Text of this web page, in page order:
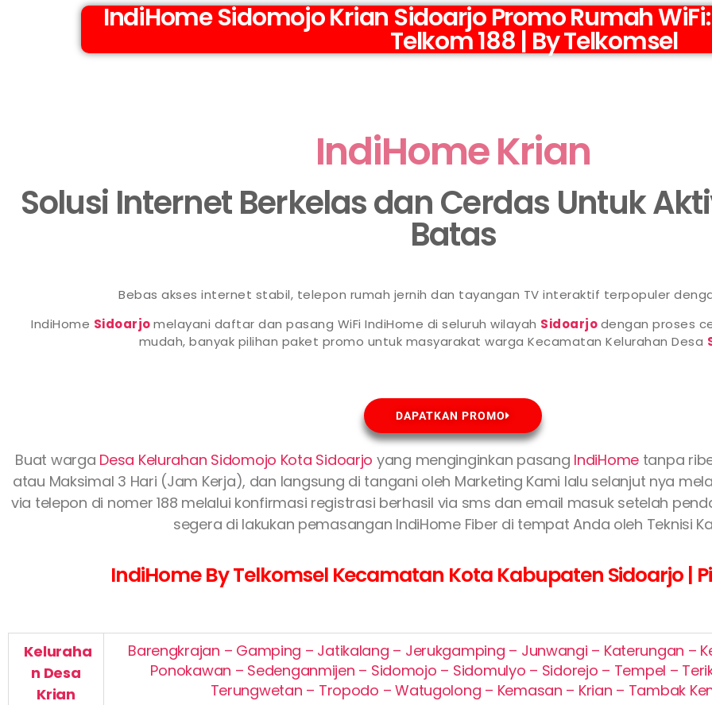
IndiHome Sidomojo Krian Sidoarjo Promo Rumah
Telkom 188 | By Telkomsel
IndiHome Krian
Solusi Internet Berkelas dan Cerdas Untuk
Batas
Bebas akses internet stabil, telepon rumah jernih dan tayangan TV interaktif terpopuler
IndiHome Sidoarjo melayani daftar dan pasang WiFi IndiHome di seluruh wilayah Sidoarjodengan proses
mudah, banyak pilihan paket promo untuk masyarakat warga Kecamatan Kelurahan Desa
DAPATKAN PROMO
Buat warga Desa Kelurahan Sidomojo Kota Sidoarjo yang menginginkan pasang IndiHome tanpa
atau Maksimal 3 Hari (Jam Kerja), dan langsung di tangani oleh Marketing Kami lalu selanjut nya
via telepon di nomer 188 melalui konfirmasi registrasi berhasil via sms dan email masuk setelah
segera di lakukan pemasangan IndiHome Fiber di tempat Anda oleh Teknisi
IndiHome By Telkomsel Kecamatan Kota Kabupaten Sidoarjo |
Keluraha
n Desa
Krian
Barengkrajan – Gamping – Jatikalang – Jerukgamping – Junwangi – Katerungan –
Ponokawan – Sedenganmijen – Sidomojo – Sidomulyo – Sidorejo – Tempel –
Terungwetan – Tropodo – Watugolong – Kemasan – Krian – Tambak